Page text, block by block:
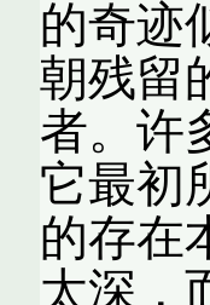
的奇
朝残留
者。许
它最初
的存在
太深，